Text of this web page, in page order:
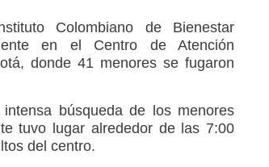
Colombiano de Bienestar
en el Centro de Atención
donde 41 menores se fugaron
búsqueda de los menores
tuvo lugar alrededor de las 7:00
del centro.